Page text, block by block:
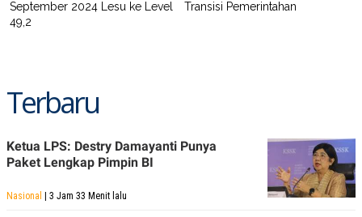
September 2024 Lesu ke Level
49,2
Transisi Pemerintahan
Terbaru
Ketua LPS: Destry Damayanti Punya
Paket Lengkap Pimpin BI
Nasional | 3 Jam 33 Menit lalu